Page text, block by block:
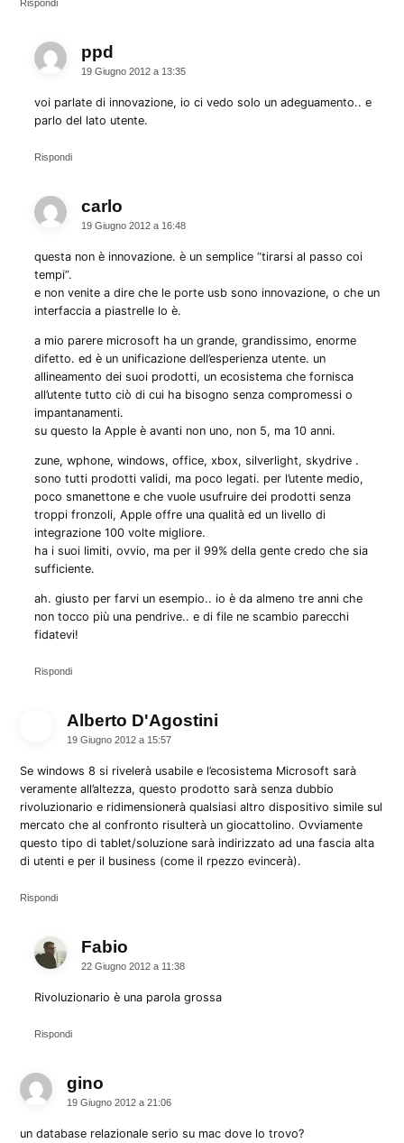
Rispondi
ppd
19 Giugno 2012 a 13:35
voi parlate di innovazione, io ci vedo solo un adeguamento.. e
parlo del lato utente.
Rispondi
carlo
19 Giugno 2012 a 16:48
questa non è innovazione. è un semplice “tirarsi al passo coi
tempi”.
e non venite a dire che le porte usb sono innovazione, o che un
interfaccia a piastrelle lo è.
a mio parere microsoft ha un grande, grandissimo, enorme
difetto. ed è un unificazione dell’esperienza utente. un
allineamento dei suoi prodotti, un ecosistema che fornisca
all’utente tutto ciò di cui ha bisogno senza compromessi o
impantanamenti.
su questo la Apple è avanti non uno, non 5, ma 10 anni.
zune, wphone, windows, office, xbox, silverlight, skydrive .
sono tutti prodotti validi, ma poco legati. per l’utente medio,
poco smanettone e che vuole usufruire dei prodotti senza
troppi fronzoli, Apple offre una qualità ed un livello di
integrazione 100 volte migliore.
ha i suoi limiti, ovvio, ma per il 99% della gente credo che sia
sufficiente.
ah. giusto per farvi un esempio.. io è da almeno tre anni che
non tocco più una pendrive.. e di file ne scambio parecchi
fidatevi!
Rispondi
Alberto D'Agostini
19 Giugno 2012 a 15:57
Se windows 8 si rivelerà usabile e l’ecosistema Microsoft sarà
veramente all’altezza, questo prodotto sarà senza dubbio
rivoluzionario e ridimensionerà qualsiasi altro dispositivo simile sul
mercato che al confronto risulterà un giocattolino. Ovviamente
questo tipo di tablet/soluzione sarà indirizzato ad una fascia alta
di utenti e per il business (come il rpezzo evincerà).
Rispondi
Fabio
22 Giugno 2012 a 11:38
Rivoluzionario è una parola grossa
Rispondi
gino
19 Giugno 2012 a 21:06
un database relazionale serio su mac dove lo trovo?